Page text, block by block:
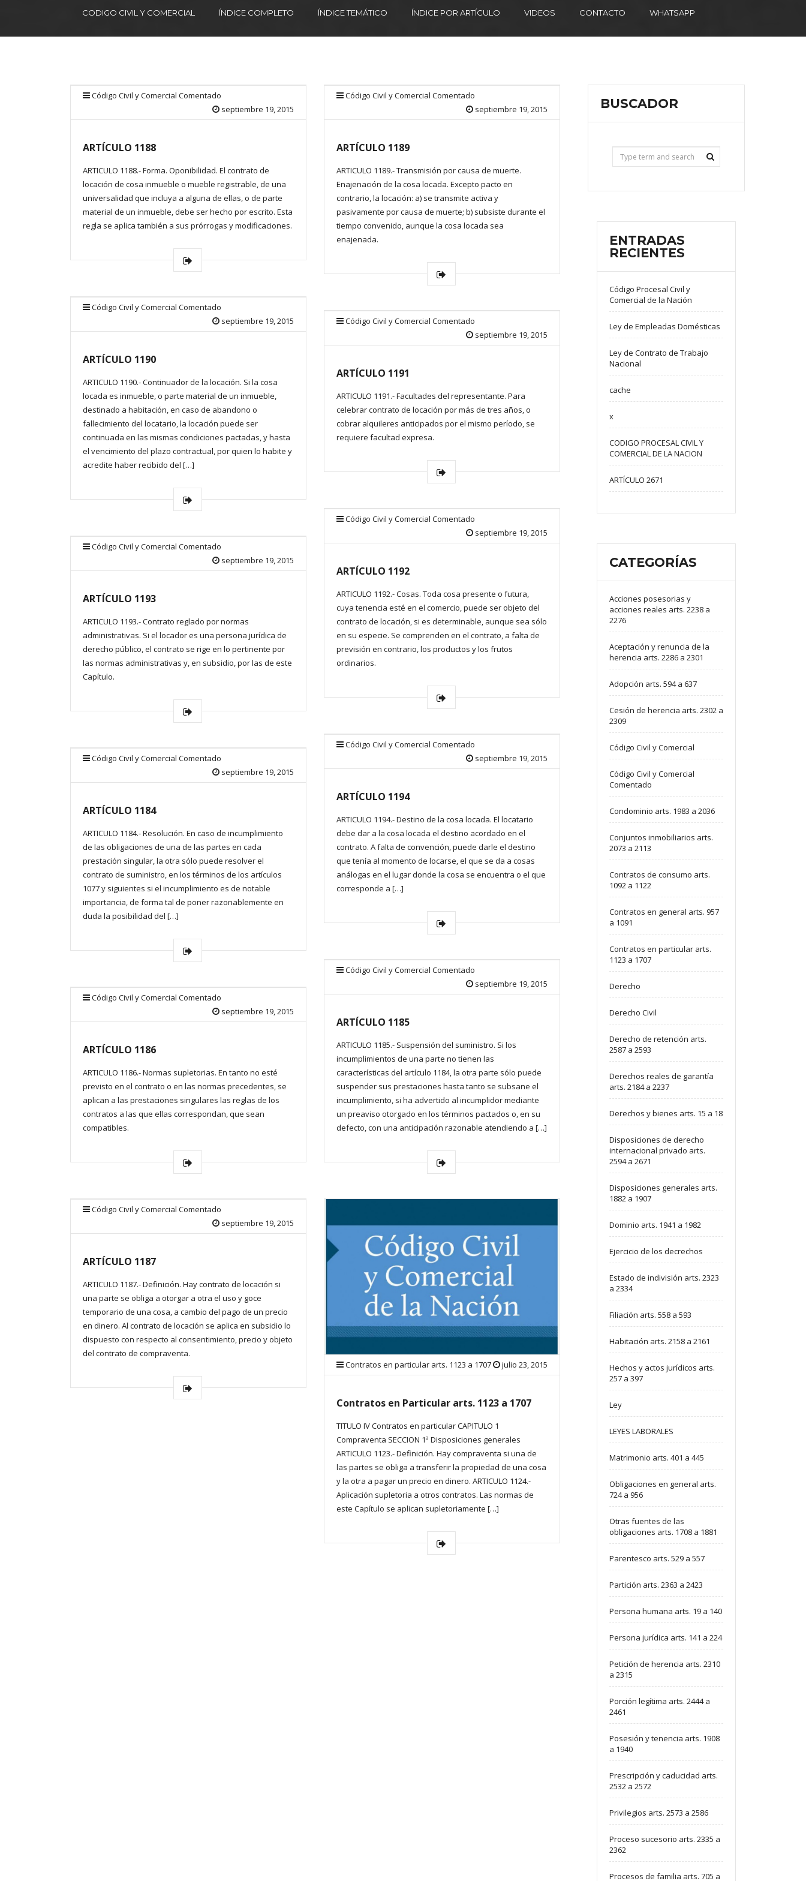
CODIGO CIVIL Y COMERCIAL ÍNDICE COMPLETO ÍNDICE TEMÁTICO ÍNDICE POR ARTÍCULO VIDEOS CONTACTO WHATSAPP
Código Civil y Comercial Comentado
septiembre 19, 2015
ARTÍCULO 1188
ARTICULO 1188.- Forma. Oponibilidad. El contrato de
locación de cosa inmueble o mueble registrable, de una
universalidad que incluya a alguna de ellas, o de parte
material de un inmueble, debe ser hecho por escrito. Esta
regla se aplica también a sus prórrogas y modificaciones.
Código Civil y Comercial Comentado
septiembre 19, 2015
ARTÍCULO 1189
ARTICULO 1189.- Transmisión por causa de muerte.
Enajenación de la cosa locada. Excepto pacto en
contrario, la locación: a) se transmite activa y
pasivamente por causa de muerte; b) subsiste durante el
tiempo convenido, aunque la cosa locada sea
enajenada.
Código Civil y Comercial Comentado
septiembre 19, 2015
ARTÍCULO 1190
ARTICULO 1190.- Continuador de la locación. Si la cosa
locada es inmueble, o parte material de un inmueble,
destinado a habitación, en caso de abandono o
fallecimiento del locatario, la locación puede ser
continuada en las mismas condiciones pactadas, y hasta
el vencimiento del plazo contractual, por quien lo habite y
acredite haber recibido del […]
Código Civil y Comercial Comentado
septiembre 19, 2015
ARTÍCULO 1191
ARTICULO 1191.- Facultades del representante. Para
celebrar contrato de locación por más de tres años, o
cobrar alquileres anticipados por el mismo período, se
requiere facultad expresa.
Código Civil y Comercial Comentado
septiembre 19, 2015
ARTÍCULO 1192
ARTICULO 1192.- Cosas. Toda cosa presente o futura,
cuya tenencia esté en el comercio, puede ser objeto del
contrato de locación, si es determinable, aunque sea sólo
en su especie. Se comprenden en el contrato, a falta de
previsión en contrario, los productos y los frutos
ordinarios.
Código Civil y Comercial Comentado
septiembre 19, 2015
ARTÍCULO 1193
ARTICULO 1193.- Contrato reglado por normas
administrativas. Si el locador es una persona jurídica de
derecho público, el contrato se rige en lo pertinente por
las normas administrativas y, en subsidio, por las de este
Capítulo.
Código Civil y Comercial Comentado
septiembre 19, 2015
ARTÍCULO 1194
ARTICULO 1194.- Destino de la cosa locada. El locatario
debe dar a la cosa locada el destino acordado en el
contrato. A falta de convención, puede darle el destino
que tenía al momento de locarse, el que se da a cosas
análogas en el lugar donde la cosa se encuentra o el que
corresponde a […]
Código Civil y Comercial Comentado
septiembre 19, 2015
ARTÍCULO 1184
ARTICULO 1184.- Resolución. En caso de incumplimiento
de las obligaciones de una de las partes en cada
prestación singular, la otra sólo puede resolver el
contrato de suministro, en los términos de los artículos
1077 y siguientes si el incumplimiento es de notable
importancia, de forma tal de poner razonablemente en
duda la posibilidad del […]
Código Civil y Comercial Comentado
septiembre 19, 2015
ARTÍCULO 1185
ARTICULO 1185.- Suspensión del suministro. Si los
incumplimientos de una parte no tienen las
características del artículo 1184, la otra parte sólo puede
suspender sus prestaciones hasta tanto se subsane el
incumplimiento, si ha advertido al incumplidor mediante
un preaviso otorgado en los términos pactados o, en su
defecto, con una anticipación razonable atendiendo a […]
Código Civil y Comercial Comentado
septiembre 19, 2015
ARTÍCULO 1186
ARTICULO 1186.- Normas supletorias. En tanto no esté
previsto en el contrato o en las normas precedentes, se
aplican a las prestaciones singulares las reglas de los
contratos a las que ellas correspondan, que sean
compatibles.
Código Civil y Comercial Comentado
septiembre 19, 2015
ARTÍCULO 1187
ARTICULO 1187.- Definición. Hay contrato de locación si
una parte se obliga a otorgar a otra el uso y goce
temporario de una cosa, a cambio del pago de un precio
en dinero. Al contrato de locación se aplica en subsidio lo
dispuesto con respecto al consentimiento, precio y objeto
del contrato de compraventa.
Contratos en particular arts. 1123 a 1707
julio 23, 2015
Contratos en Particular arts. 1123 a 1707
TITULO IV Contratos en particular CAPITULO 1
Compraventa SECCION 1ª Disposiciones generales
ARTICULO 1123.- Definición. Hay compraventa si una de
las partes se obliga a transferir la propiedad de una cosa
y la otra a pagar un precio en dinero. ARTICULO 1124.-
Aplicación supletoria a otros contratos. Las normas de
este Capítulo se aplican supletoriamente […]
BUSCADOR
ENTRADAS
RECIENTES
Código Procesal Civil y
Comercial de la Nación
Ley de Empleadas Domésticas
Ley de Contrato de Trabajo
Nacional
cache
x
CODIGO PROCESAL CIVIL Y
COMERCIAL DE LA NACION
ARTÍCULO 2671
CATEGORÍAS
Acciones posesorias y
acciones reales arts. 2238 a
2276
Aceptación y renuncia de la
herencia arts. 2286 a 2301
Adopción arts. 594 a 637
Cesión de herencia arts. 2302 a
2309
Código Civil y Comercial
Código Civil y Comercial
Comentado
Condominio arts. 1983 a 2036
Conjuntos inmobiliarios arts.
2073 a 2113
Contratos de consumo arts.
1092 a 1122
Contratos en general arts. 957
a 1091
Contratos en particular arts.
1123 a 1707
Derecho
Derecho Civil
Derecho de retención arts.
2587 a 2593
Derechos reales de garantía
arts. 2184 a 2237
Derechos y bienes arts. 15 a 18
Disposiciones de derecho
internacional privado arts.
2594 a 2671
Disposiciones generales arts.
1882 a 1907
Dominio arts. 1941 a 1982
Ejercicio de los decrechos
Estado de indivisión arts. 2323
a 2334
Filiación arts. 558 a 593
Habitación arts. 2158 a 2161
Hechos y actos jurídicos arts.
257 a 397
Ley
LEYES LABORALES
Matrimonio arts. 401 a 445
Obligaciones en general arts.
724 a 956
Otras fuentes de las
obligaciones arts. 1708 a 1881
Parentesco arts. 529 a 557
Partición arts. 2363 a 2423
Persona humana arts. 19 a 140
Persona jurídica arts. 141 a 224
Petición de herencia arts. 2310
a 2315
Porción legítima arts. 2444 a
2461
Posesión y tenencia arts. 1908
a 1940
Prescripción y caducidad arts.
2532 a 2572
Privilegios arts. 2573 a 2586
Proceso sucesorio arts. 2335 a
2362
Procesos de familia arts. 705 a